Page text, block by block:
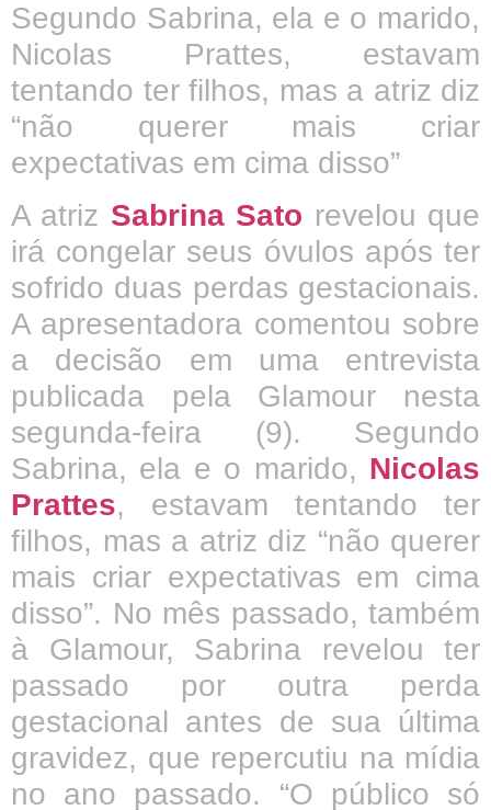
Segundo Sabrina, ela e o marido,
Nicolas Prattes, estavam
tentando ter filhos, mas a atriz diz
“não querer mais criar
expectativas em cima disso”
A atriz Sabrina Sato revelou que
irá congelar seus óvulos após ter
sofrido duas perdas gestacionais.
A apresentadora comentou sobre
a decisão em uma entrevista
publicada pela Glamour nesta
segunda-feira (9). Segundo
Sabrina, ela e o marido, Nicolas
Prattes, estavam tentando ter
filhos, mas a atriz diz “não querer
mais criar expectativas em cima
disso”. No mês passado, também
à Glamour, Sabrina revelou ter
passado por outra perda
gestacional antes de sua última
gravidez, que repercutiu na mídia
no ano passado. “O público só